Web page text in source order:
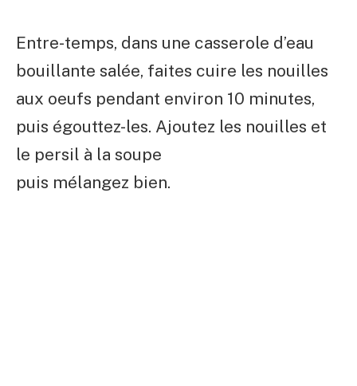
Entre-temps, dans une casserole d’eau
bouillante salée, faites cuire les nouilles
aux oeufs pendant environ 10 minutes,
puis égouttez-les. Ajoutez les nouilles et
le persil à la soupe
puis mélangez bien.